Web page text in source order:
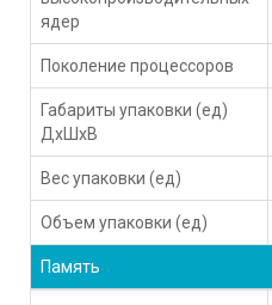
ядер
Поколение процессоров
Габариты упаковки (ед)
ДхШхВ
Вес упаковки (ед)
Объем упаковки (ед)
Память